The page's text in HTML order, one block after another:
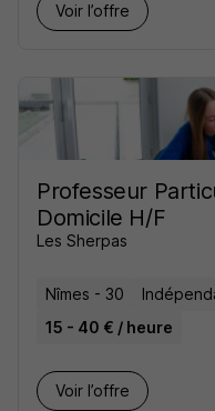
Voir l’offre
Professeur
Domicile H/F
Les Sherpas
Nîmes - 30
15 - 40 € / heure
Voir l’offre